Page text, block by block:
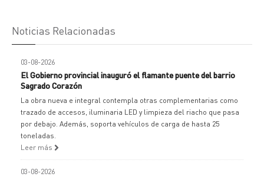
Noticias Relacionadas
03-08-2026
El Gobierno provincial inauguró el flamante puente del barrio
Sagrado Corazón
La obra nueva e integral contempla otras complementarias como
trazado de accesos, iluminaria LED y limpieza del riacho que pasa
por debajo. Además, soporta vehículos de carga de hasta 25
toneladas.
Leer más
03-08-2026